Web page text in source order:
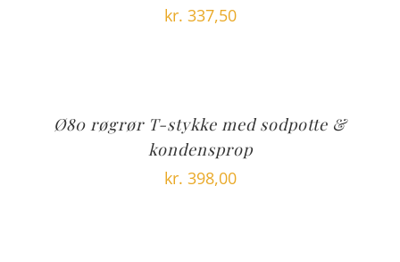
kr. 337,50
Ø80 røgrør T-stykke med sodpotte &
kondensprop
kr. 398,00